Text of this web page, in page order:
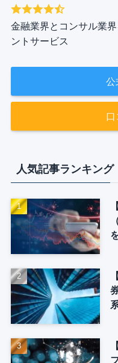
金融業界とコンサル業
ントサービス
公
口
人気記事ランキング